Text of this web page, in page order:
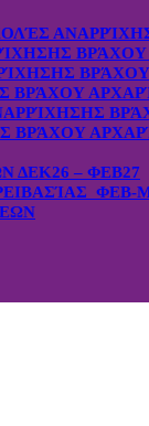
ΒΡΆΧΟΥ
ΒΡΆΧΟΥ
ΔΕΚ26 – ΦΕΒ27
ΦΕΒ-